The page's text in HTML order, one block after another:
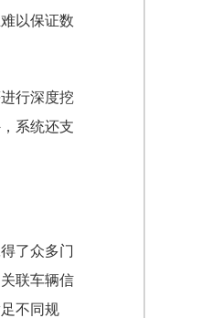
以保证数
行深度挖
系统还支
了众多门
联车辆信
不同规